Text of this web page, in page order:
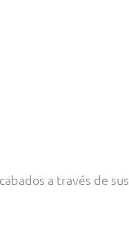
a través de sus